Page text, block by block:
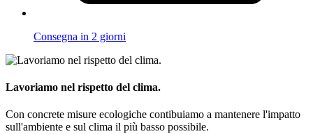
Consegna in 2 giorni
Lavoriamo nel rispetto del clima.
Con concrete misure ecologiche contibuiamo a mantenere l'impatto
sull'ambiente e sul clima il più basso possibile.